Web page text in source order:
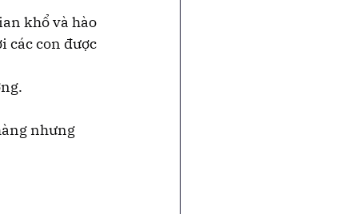
khổ và hào
các con được
nhưng